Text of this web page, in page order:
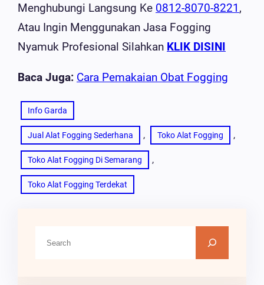
Menghubungi Langsung Ke 0812-8070-8221 ,
Atau Ingin Menggunakan Jasa Fogging
Nyamuk Profesional Silahkan KLIK DISINI
Baca Juga: Cara Pemakaian Obat Fogging
Info Garda
Jual Alat Fogging Sederhana , Toko Alat Fogging ,
Toko Alat Fogging Di Semarang ,
Toko Alat Fogging Terdekat